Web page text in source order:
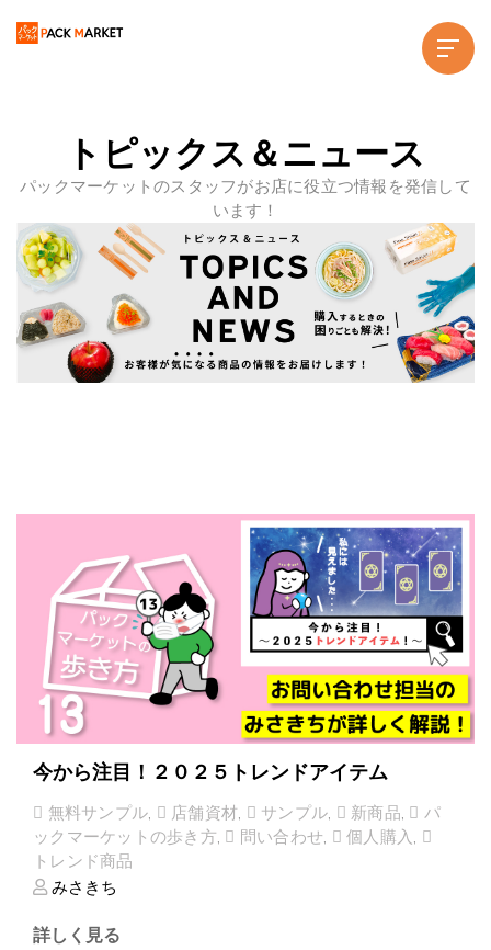
トピックス＆ニュース
パックマーケットのスタッフがお店に役立つ情報を発信して
います！
今から注目！２０２５トレンドアイテム
無料サンプル, 店舗資材, サンプル, 新商品,
パ
ックマーケットの歩き方, 問い合わせ, 個人購入 ,
トレンド商品
みさきち
詳しく見る